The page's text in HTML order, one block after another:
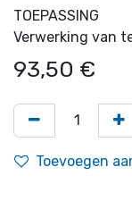
TOEPASSING
Verwerking van
93,50 €
Toevoegen